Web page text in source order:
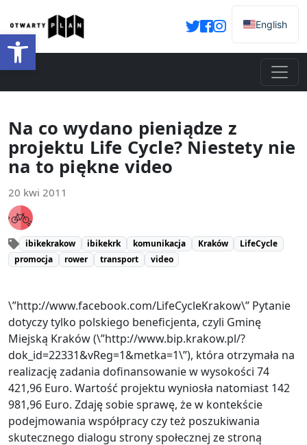
Otwórz pasek narzędzi
English
Na co wydano pieniądze z
projektu Life Cycle? Niestety nie
na to piękne video
20 kwi 2011
ibikekrakow ibikekrk komunikacja Kraków
LifeCycle
promocja
rower transport video
\”http://www.facebook.com/LifeCycleKrakow\” Pytanie
dotyczy tylko polskiego beneficjenta, czyli Gminę
Miejską Kraków (\”http://www.bip.krakow.pl/?
dok_id=22331&vReg=1&metka=1\”), która otrzymała na
realizację zadania dofinansowanie w wysokości 74
421,96 Euro. Wartość projektu wyniosła natomiast 142
981,96 Euro. Zdaję sobie sprawę, że w kontekście
podejmowania współpracy czy też poszukiwania
skutecznego dialogu strony społecznej ze stroną